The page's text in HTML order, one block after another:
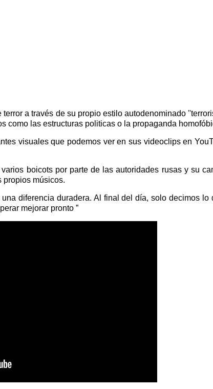
a través de su propio estilo autodenominado
las estructuras politicas o la propaganda
visuales que podemos ver en sus videoclips en
boicots por parte de las autoridades rusas y su
propios músicos.
diferencia duradera. Al final del día, solo decimos
mejorar pronto ”